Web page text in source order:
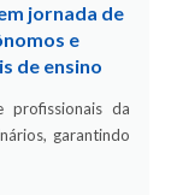
jornada de
e
de ensino
profissionais da
garantindo